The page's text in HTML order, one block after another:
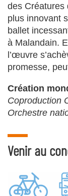
des Créatures
plus innovant
ballet
à Malandain.
l’œuvre
promesse,
Création
Coproduction
Orchestre
Venir au